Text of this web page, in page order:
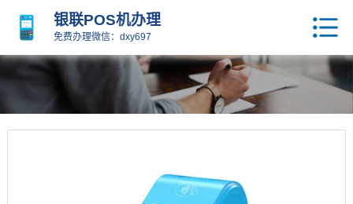
银联POS机办理
免费办理微信：dxy697